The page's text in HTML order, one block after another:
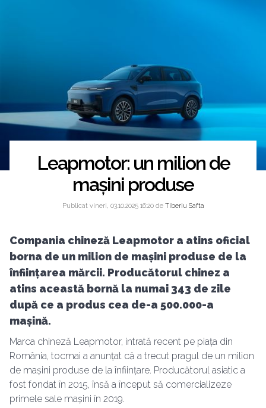
Leapmotor: un milion de
mașini produse
Publicat vineri, 03.10.2025 16:20 de Tiberiu Safta
Compania chineză Leapmotor a atins oficial
borna de un milion de mașini produse de la
înființarea mărcii. Producătorul chinez a
atins această bornă la numai 343 de zile
după ce a produs cea de-a 500.000-a
mașină.
Marca chineză Leapmotor, intrată recent pe piața din
România, tocmai a anunțat că a trecut pragul de un milion
de mașini produse de la înființare. Producătorul asiatic a
fost fondat în 2015, însă a început să comercializeze
primele sale mașini în 2019.